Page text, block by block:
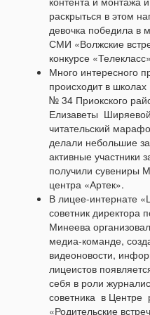
раскрыться в этом
девочка победила в
СМИ «Волжские
конкурсе
Много интересного
происходит в
№ 34 Приокского
Елизаветы
читательский
делали небольшие
активные участники
получили сувениры
центра «Артек».
В лицее-интернате
советник директора
Минеева
медиа-команде,
видеоновости,
лицеистов
себя в роли
советника в Центре
«Родительские